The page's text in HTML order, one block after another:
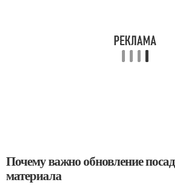
Почему важно обновление
материала